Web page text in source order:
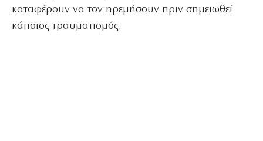
καταφέρουν να τον ηρεμήσουν πριν σημειωθεί
κάποιος τραυματισμός.